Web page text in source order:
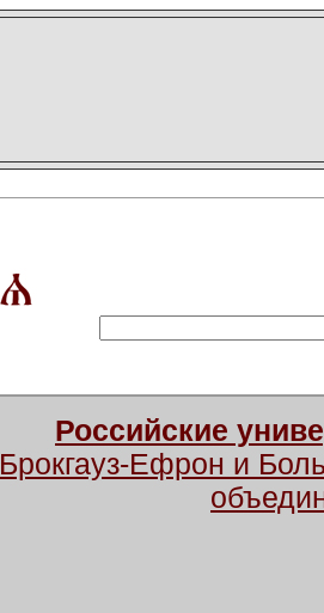
Российские
Брокгауз-Ефрон и